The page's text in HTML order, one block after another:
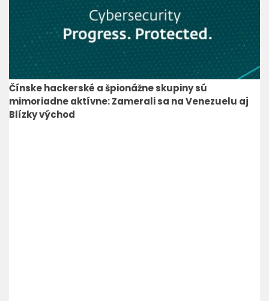
Čínske hackerské a špionážne skupiny sú
mimoriadne aktívne: Zamerali sa na Venezuelu aj
Blízky východ